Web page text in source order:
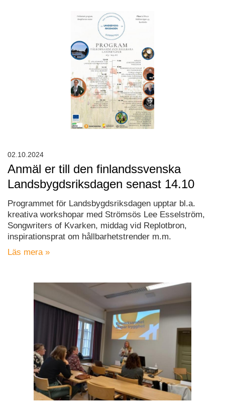
Anmäl er till den finlandssvenska
Landsbygdsriksdagen senast 14.10
Programmet för Landsbygdsriksdagen upptar bl.a.
kreativa workshopar med Strömsös Lee Esselström,
Songwriters of Kvarken, middag vid Replotbron,
inspirationsprat om hållbarhetstrender m.m.
Läs mera »
02.10.2024